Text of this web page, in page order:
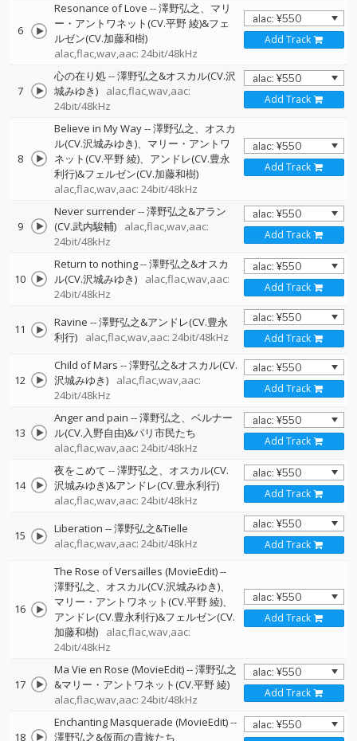
6
Resonance of Love --澤野弘之、マリ
ー・アントワネット(CV.平野 綾)&フェ
ルゼン(CV.加藤和樹)
alac,flac,wav,aac: 24bit/48kHz
Add Track
7
心の在り処--澤野弘之&オスカル(CV.沢
城みゆき)
alac,flac,wav,aac:
24bit/48kHz
Add Track
8
Believe in My Way--澤野弘之、オスカ
ル(CV.沢城みゆき)、マリー・アントワ
ネット(CV.平野 綾)、アンドレ(CV.豊永
利行)&フェルゼン(CV.加藤和樹)
alac,flac,wav,aac: 24bit/48kHz
Add Track
9
Never surrender--澤野弘之&アラン
(CV.武内駿輔)
alac,flac,wav,aac:
24bit/48kHz
Add Track
10
Return to nothing--澤野弘之&オスカ
ル(CV.沢城みゆき)
alac,flac,wav,aac:
24bit/48kHz
Add Track
11 Ravine --澤野弘之&アンドレ(CV.豊永
利行)
alac,flac,wav,aac: 24bit/48kHz Add Track
12
Child of Mars --澤野弘之&オスカル(CV.
沢城みゆき)
alac,flac,wav,aac:
24bit/48kHz
Add Track
13
Anger and pain --澤野弘之、ベルナー
ル(CV.入野自由)&パリ市民たち
alac,flac,wav,aac: 24bit/48kHz
Add Track
14
夜をこめて --澤野弘之、オスカル(CV.
沢城みゆき)&アンドレ(CV.豊永利行)
alac,flac,wav,aac: 24bit/48kHz
Add Track
15 Liberation --澤野弘之&Tielle
alac,flac,wav,aac: 24bit/48kHz
Add Track
16
The Rose of Versailles (MovieEdit)--
澤野弘之、オスカル(CV.沢城みゆき)、
マリー・アントワネット(CV.平野 綾)、
アンドレ(CV.豊永利行)&フェルゼン(CV.
加藤和樹)
alac,flac,wav,aac:
24bit/48kHz
Add Track
17
Ma Vie en Rose (MovieEdit)--澤野弘之
&マリー・アントワネット(CV.平野 綾)
alac,flac,wav,aac: 24bit/48kHz
Add Track
18
Enchanting Masquerade (MovieEdit)--
澤野弘之&仮面の貴族たち